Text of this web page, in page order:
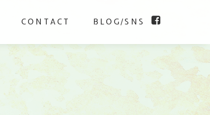
CONTACT BLOG/SNS